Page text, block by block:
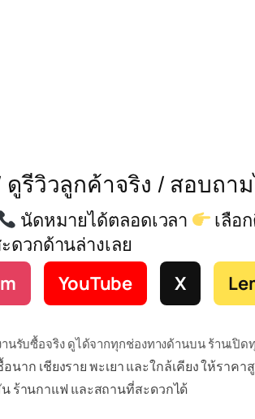
รีวิวลูกค้าจริง / สอบถา
นัดหมายได้ตลอดเวลา
เลือ
ดวกด้านล่างเลย
YouTube X
นรับซื้อจริง ดูได้จากทุกช่องทางด้านบน ร้านเปิ
นาก เชียงราย พะเยา และใกล้เคียง ให้ราค
ร้านกาแฟ และสถานที่สะดวกได้